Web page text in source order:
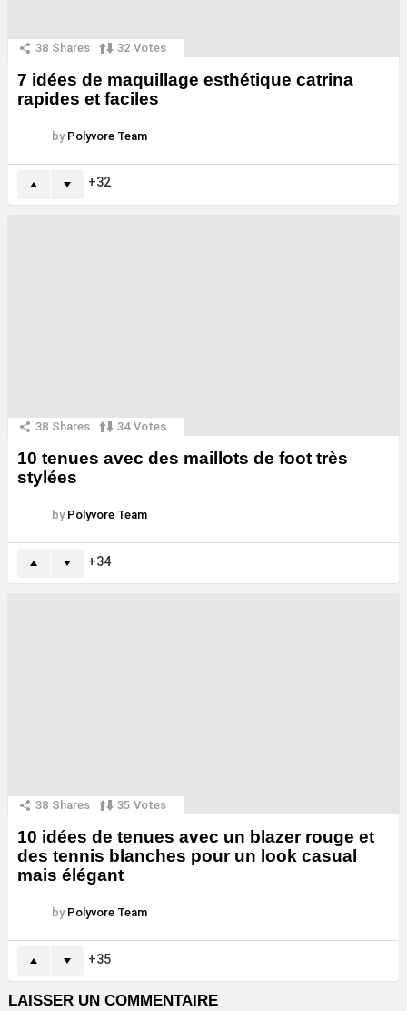
38 Shares 32 Votes
7 idées de maquillage esthétique catrina
rapides et faciles
by Polyvore Team
32
38 Shares 34 Votes
10 tenues avec des maillots de foot très
stylées
by Polyvore Team
34
38 Shares 35 Votes
10 idées de tenues avec un blazer rouge et
des tennis blanches pour un look casual
mais élégant
by Polyvore Team
35
LAISSER UN COMMENTAIRE